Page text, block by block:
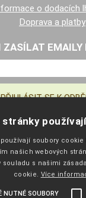
o dodacích
Doprava a platby
ZASÍLAT EMAILY
NAVIGACE
Úvodní strana
Katalog zboží
Obchodní
stránky
používají soubory
našich webových
souladu s našimi
cookie. Více
NUTNÉ SOUBORY